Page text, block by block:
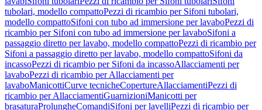
tubolari, modello compattoPezzi di ricambio per Sifoni tubolari,
modello compattoSifoni con tubo ad immersione per lavaboPezzi di
ricambio per Sifoni con tubo ad immersione per lavaboSifoni a
passaggio diretto per lavabo, modello compattoPezzi di ricambio per
Sifoni a passaggio diretto per lavabo, modello compattoSifoni da
incassoPezzi di ricambio per Sifoni da incassoAllacciamenti per
lavaboPezzi di ricambio per Allacciamenti per
lavaboManicottiCurve tecnicheCopertureAllacciamentiPezzi di
ricambio per AllacciamentiGuarnizioniManicotti per
brasaturaProlungheComandiSifoni per lavelliPezzi di ricambio per